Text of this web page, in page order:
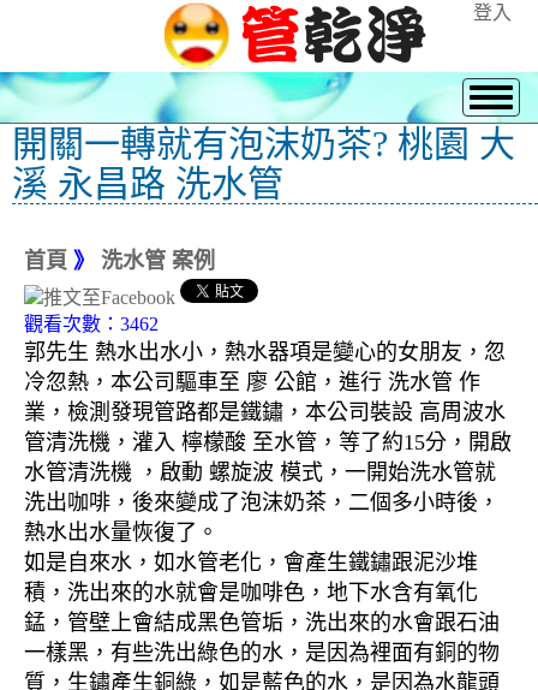
登入
開關一轉就有泡沫奶茶? 桃園 大
溪 永昌路 洗水管
首頁 》 洗水管 案例
觀看次數：3462
郭先生 熱水出水小，熱水器項是變心的女朋友，忽
冷忽熱，本公司驅車至 廖 公館，進行 洗水管 作
業，檢測發現管路都是鐵鏽，本公司裝設 高周波水
管清洗機，灌入 檸檬酸 至水管，等了約15分，開啟
水管清洗機 ，啟動 螺旋波 模式，一開始洗水管就
洗出咖啡，後來變成了泡沫奶茶，二個多小時後，
熱水出水量恢復了。
如是自來水，如水管老化，會產生鐵鏽跟泥沙堆
積，洗出來的水就會是咖啡色，地下水含有氧化
錳，管壁上會結成黑色管垢，洗出來的水會跟石油
一樣黑，有些洗出綠色的水，是因為裡面有銅的物
質，生鏽產生銅綠，如是藍色的水，是因為水龍頭